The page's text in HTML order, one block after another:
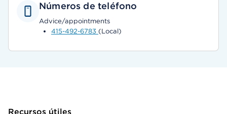
Números de teléfono
Advice/appointments
415-492-6783 (Local)
Recursos útiles